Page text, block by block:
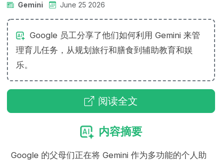
Gemini June 25 2026
Google 员工分享了他们如何利用 Gemini 来管
理育儿任务，从规划旅行和膳食到辅助教育和娱
乐。
阅读全文
内容摘要
Google 的父母们正在将 Gemini 作为多功能的个人助